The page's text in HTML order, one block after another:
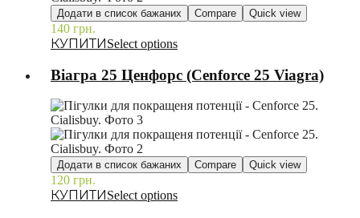
Додати в список бажаних Compare Quick view
140 грн.
Select options
Віагра 25 Ценфорс (Cenforce 25 Viagra)
Додати в список бажаних Compare Quick view
120 грн.
Select options